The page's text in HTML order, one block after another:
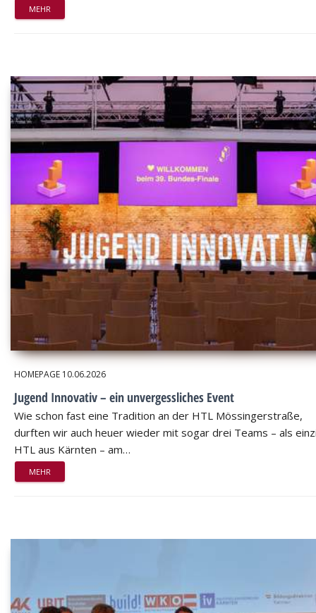
MEHR
HOMEPAGE 10.06.2026
Jugend Innovativ – ein unvergessliches Event
Wie schon fast eine Tradition an der HTL Mössingerstraße,
durften wir auch heuer wieder mit sogar drei Teams – als
HTL aus Kärnten – am…
MEHR